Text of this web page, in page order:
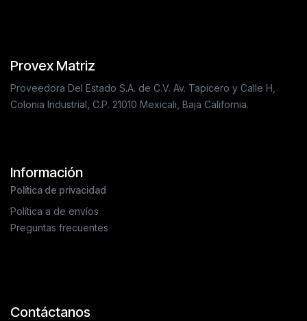
Provex Matriz
Proveedora Del Estado S.A. de C.V. Av. Tapicero y Calle H,
Colonia Industrial, C.P. 21010 Mexicali, Baja California.
Información
Política de privacidad
Política a de envíos
Preguntas frecuentes
Contáctanos